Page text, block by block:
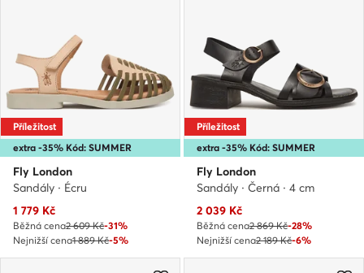
extra -35% Kód: SUMMER
Příležitost
Fly London
Sandály · Écru
Aktuální cena
1 779 Kč
Běžná cena2 609 Kč-31%
Nejnižší cena1 889 Kč-5%
extra -35% Kód: SUMMER
Příležitost
Fly London
Sandály · Černá · 4 cm
Aktuální cena
2 039 Kč
Běžná cena2 869 Kč-28%
Nejnižší cena2 189 Kč-6%